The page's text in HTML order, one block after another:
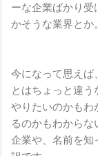
ーな企業ばかり
かそうな業界とか。
今になって思えば
とはちょっと違
やりたいのかもわ
るのかもわから
企業や、名前を知